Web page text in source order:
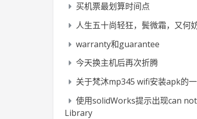
买机票最划算时间点
人生五十尚轻狂，鬓微霜，又何
warranty和guarantee
今天换主机后再次折腾
关于梵沐mp345 wifi安装apk的
使用solidWorks提示出现can
Library